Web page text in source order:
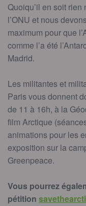
Quoiqu’il en soit rien
l’ONU et nous
maximum pour que
comme l’a été
Madrid.
Les militantes et
Paris vous donnent
de 11 à 16h, à la
film Arctique
animations pour les
exposition sur la
Greenpeace.
Vous pourrez
pétition